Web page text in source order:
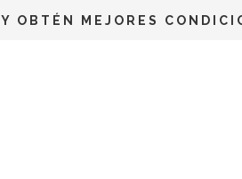
Y OBTÉN MEJORES